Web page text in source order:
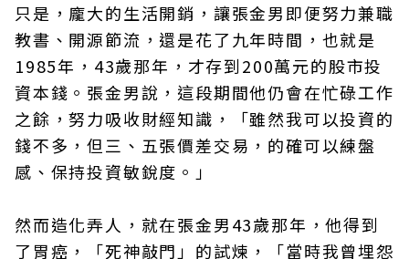
只是，龐大的生活開銷，讓張金男即便努力兼職
教書、開源節流，還是花了九年時間，也就是
1985年，43歲那年，才存到200萬元的股市投
資本錢。張金男說，這段期間他仍會在忙碌工作
之餘，努力吸收財經知識，「雖然我可以投資的
錢不多，但三、五張價差交易，的確可以練盤
感、保持投資敏銳度。」
然而造化弄人，就在張金男43歲那年，他得到
了胃癌，「死神敲門」的試煉，「當時我曾埋怨